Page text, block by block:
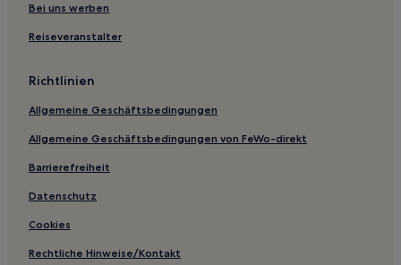
Bei uns werben
Reiseveranstalter
Richtlinien
Allgemeine Geschäftsbedingungen
Allgemeine Geschäftsbedingungen von FeWo-direkt
Barrierefreiheit
Datenschutz
Cookies
Rechtliche Hinweise/Kontakt